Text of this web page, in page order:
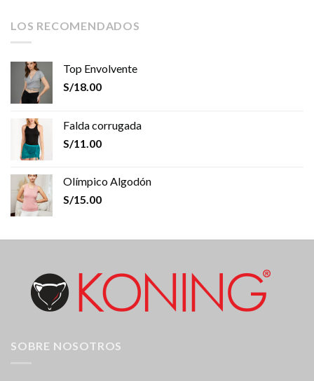
LOS RECOMENDADOS
Top Envolvente
S/18.00
Falda corrugada
S/11.00
Olímpico Algodón
S/15.00
SOBRE NOSOTROS